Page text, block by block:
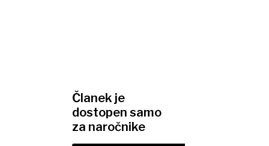
Članek je
dostopen samo
za naročnike